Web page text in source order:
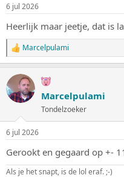
e
:
6 jul 2026
Heerlijk maar jeetje, dat is
W
a
r
d
e
i
n
g
e
n
:
Marcelpulami
Marcelpulami
Tondelzoeker
6 jul 2026
Gerookt en gegaard op +-
Als je het snapt, is de lol eraf. ;-)